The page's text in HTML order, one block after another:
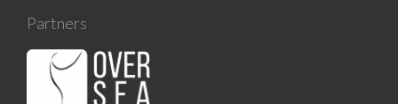
Partners